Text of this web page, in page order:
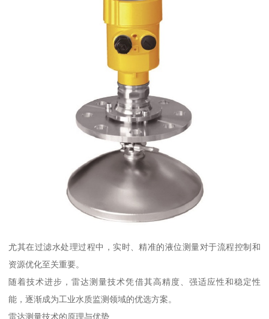
尤其在过滤水处理过程中，实时、精准的液位测量对于流程控制和
资源优化至关重要。
随着技术进步，雷达测量技术凭借其高精度、强适应性和稳定性
能，逐渐成为工业水质监测领域的优选方案。
雷达测量技术的原理与优势